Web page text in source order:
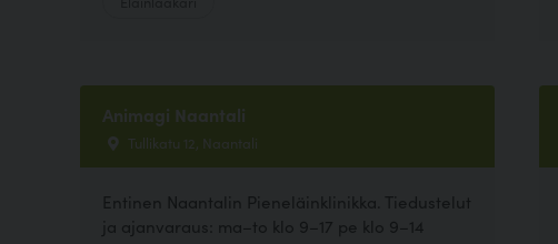
Animagi Naantali
Tullikatu 12, Naantali
Entinen Naantalin Pieneläinklinikka. Tiedustelut
ja ajanvaraus: ma–to klo 9–17 pe klo 9–14